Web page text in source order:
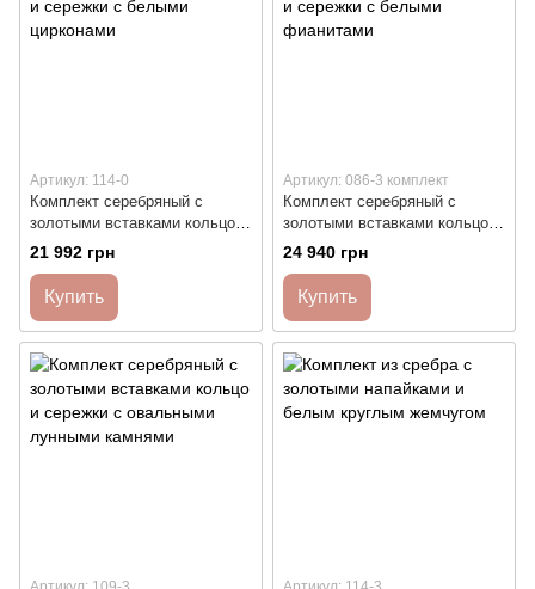
Артикул: 114-0
Комплект серебряный с
золотыми вставками кольцо и
сережки с белыми цирконами
21 992 грн
Купить
Артикул: 086-3 комплект
Комплект серебряный с
золотыми вставками кольцо и
сережки с белыми фианитами
24 940 грн
Купить